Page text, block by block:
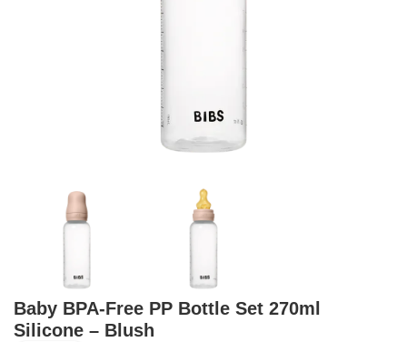
Baby BPA-Free PP Bottle Set 270ml
Silicone – Blush